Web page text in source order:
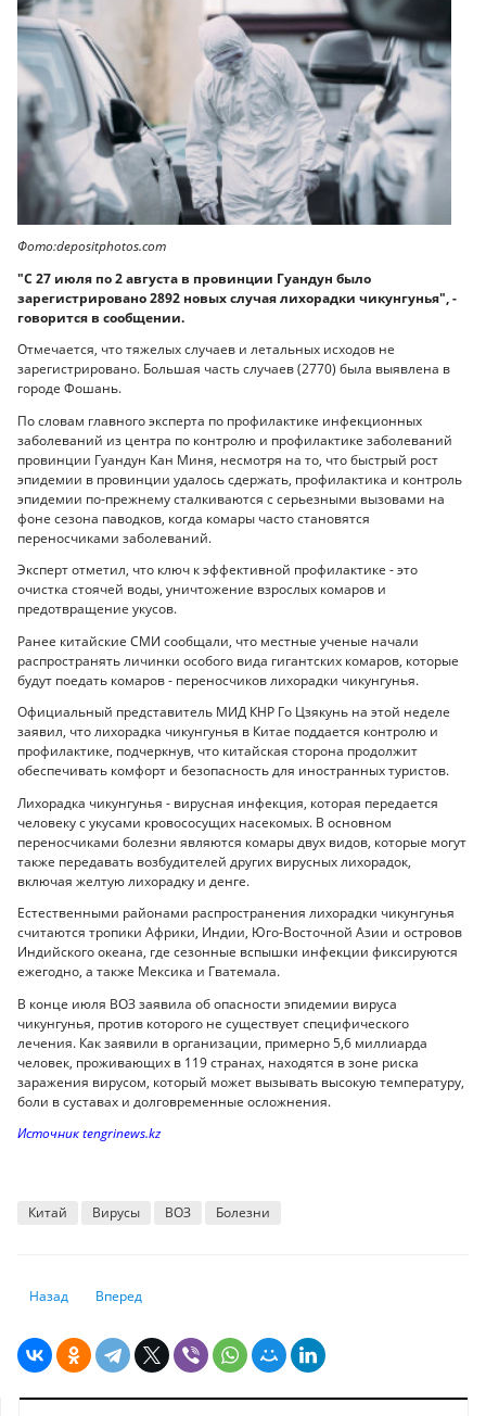
Фото:depositphotos.com
"С 27 июля по 2 августа в провинции Гуандун было
зарегистрировано 2892 новых случая лихорадки чикунгунья", -
говорится в сообщении.
Отмечается, что тяжелых случаев и летальных исходов не
зарегистрировано. Большая часть случаев (2770) была выявлена в
городе Фошань.
По словам главного эксперта по профилактике инфекционных
заболеваний из центра по контролю и профилактике заболеваний
провинции Гуандун Кан Миня, несмотря на то, что быстрый рост
эпидемии в провинции удалось сдержать, профилактика и контроль
эпидемии по-прежнему сталкиваются с серьезными вызовами на
фоне сезона паводков, когда комары часто становятся
переносчиками заболеваний.
Эксперт отметил, что ключ к эффективной профилактике - это
очистка стоячей воды, уничтожение взрослых комаров и
предотвращение укусов.
Ранее китайские СМИ сообщали, что местные ученые начали
распространять личинки особого вида гигантских комаров, которые
будут поедать комаров - переносчиков лихорадки чикунгунья.
Официальный представитель МИД КНР Го Цзякунь на этой неделе
заявил, что лихорадка чикунгунья в Китае поддается контролю и
профилактике, подчеркнув, что китайская сторона продолжит
обеспечивать комфорт и безопасность для иностранных туристов.
Лихорадка чикунгунья - вирусная инфекция, которая передается
человеку с укусами кровососущих насекомых. В основном
переносчиками болезни являются комары двух видов, которые могут
также передавать возбудителей других вирусных лихорадок,
включая желтую лихорадку и денге.
Естественными районами распространения лихорадки чикунгунья
считаются тропики Африки, Индии, Юго-Восточной Азии и островов
Индийского океана, где сезонные вспышки инфекции фиксируются
ежегодно, а также Мексика и Гватемала.
В конце июля ВОЗ заявила об опасности эпидемии вируса
чикунгунья, против которого не существует специфического
лечения. Как заявили в организации, примерно 5,6 миллиарда
человек, проживающих в 119 странах, находятся в зоне риска
заражения вирусом, который может вызывать высокую температуру,
боли в суставах и долговременные осложнения.
Источник tengrinews.kz
Китай Вирусы ВОЗ Болезни
Предыдущий: Вирус чикунгунья: карантин и паника в Китае
Назад Следующий: Землетрясение у побережья Камчатки: ущерб,
Вперед